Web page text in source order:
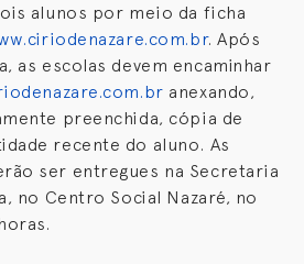
alunos por meio da ficha
. Após
as escolas devem encaminhar
anexando,
preenchida, cópia de
recente do aluno. As
ser entregues na Secretaria
no Centro Social Nazaré, no